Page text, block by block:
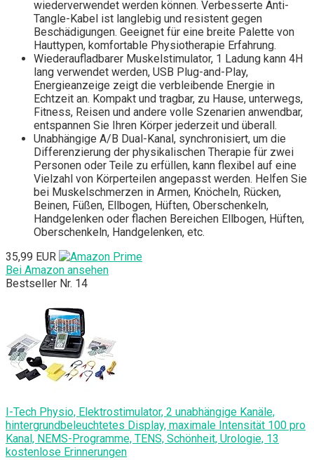
wiederverwendet werden können. Verbesserte Anti-
Tangle-Kabel ist langlebig und resistent gegen
Beschädigungen. Geeignet für eine breite Palette von
Hauttypen, komfortable Physiotherapie Erfahrung.
Wiederaufladbarer Muskelstimulator, 1 Ladung kann 4H
lang verwendet werden, USB Plug-and-Play,
Energieanzeige zeigt die verbleibende Energie in
Echtzeit an. Kompakt und tragbar, zu Hause, unterwegs,
Fitness, Reisen und andere volle Szenarien anwendbar,
entspannen Sie Ihren Körper jederzeit und überall.
Unabhängige A/B Dual-Kanal, synchronisiert, um die
Differenzierung der physikalischen Therapie für zwei
Personen oder Teile zu erfüllen, kann flexibel auf eine
Vielzahl von Körperteilen angepasst werden. Helfen Sie
bei Muskelschmerzen in Armen, Knöcheln, Rücken,
Beinen, Füßen, Ellbogen, Hüften, Oberschenkeln,
Handgelenken oder flachen Bereichen Ellbogen, Hüften,
Oberschenkeln, Handgelenken, etc.
35,99 EUR
Bei Amazon ansehen
Bestseller Nr. 14
I-Tech Physio, Elektrostimulator, 2 unabhängige Kanäle,
hintergrundbeleuchtetes Display, maximale Intensität 100 pro
Kanal, NEMS-Programme, TENS, Schönheit, Urologie, 13
kostenlose Erinnerungen